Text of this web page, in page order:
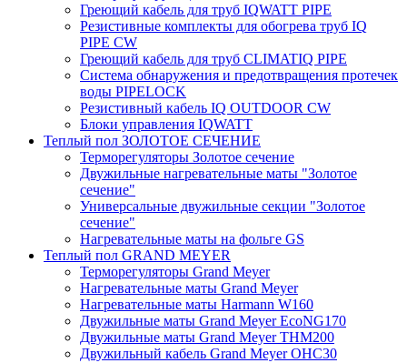
Греющий кабель для труб IQWATT PIPE
Резистивные комплекты для обогрева труб IQ
PIPE CW
Греющий кабель для труб CLIMATIQ PIPE
Система обнаружения и предотвращения протечек
воды PIPELOCK
Резистивный кабель IQ OUTDOOR CW
Блоки управления IQWATT
Теплый пол ЗОЛОТОЕ СЕЧЕНИЕ
Терморегуляторы Золотое сечение
Двужильные нагревательные маты "Золотое
сечение"
Универсальные двужильные секции "Золотое
сечение"
Нагревательные маты на фольге GS
Теплый пол GRAND MEYER
Терморегуляторы Grand Meyer
Нагревательные маты Grand Meyer
Нагревательные маты Harmann W160
Двужильные маты Grand Meyer EcoNG170
Двужильные маты Grand Meyer THM200
Двужильный кабель Grand Meyer OHC30